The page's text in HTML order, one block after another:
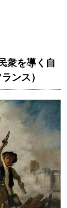
衆を導く自
ンス）